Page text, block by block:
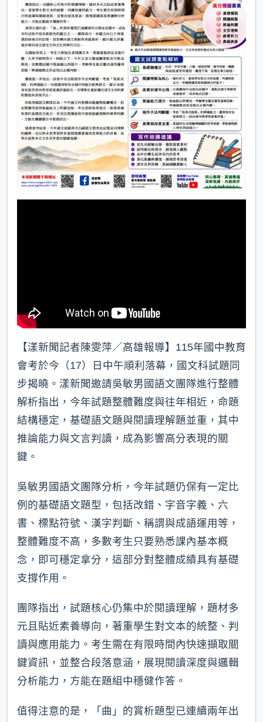
【漾新聞記者陳雯萍／高雄報導】115年國中教育
會考於今（17）日中午順利落幕，國文科試題同
步揭曉。漾新聞邀請吳敏男國語文團隊進行整體
解析指出，今年試題整體難度與往年相近，命題
結構穩定，基礎語文題與閱讀理解題並重，其中
推論能力與文言判讀，成為影響高分表現的關
鍵。
吳敏男國語文團隊分析，今年試題仍保有一定比
例的基礎語文題型，包括改錯、字音字義、六
書、標點符號、漢字判斷、稱謂與成語運用等，
整體難度不高，多數考生只要熟悉課內基本概
念，即可穩定拿分，這部分對整體成績具有基礎
支撐作用。
團隊指出，試題核心仍集中於閱讀理解，題材多
元且貼近素養導向，著重學生對文本的統整、判
讀與應用能力。考生需在有限時間內快速擷取關
鍵資訊，並整合段落意涵，展現閱讀深度與邏輯
分析能力，方能在題組中穩健作答。
值得注意的是，「曲」的賞析題型已連續兩年出